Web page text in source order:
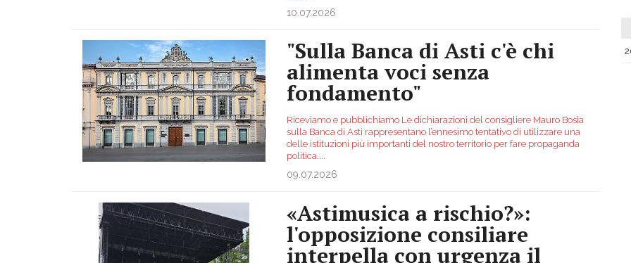
10.07.2026
"Sulla Banca di Asti c'è chi
alimenta voci senza
fondamento"
Riceviamo e pubblichiamo Le dichiarazioni del consigliere Mauro Bosia
sulla Banca di Asti rappresentano l’ennesimo tentativo di utilizzare una
delle istituzioni più importanti del nostro territorio per fare propaganda
politica.
09.07.2026
«Astimusica a rischio?»:
l'opposizione consiliare
interpella con urgenza il